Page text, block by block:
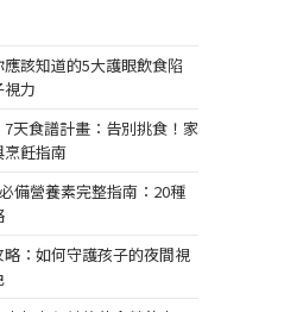
該知道的5大護眼飲食陷
力
天食譜計畫：告別挑食！家
飪指南
備營養素完整指南：20種
：如何守護孩子的夜間視